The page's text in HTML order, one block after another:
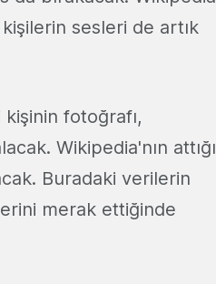
sesleri de artık
fotoğrafı,
Wikipedia'nın attığı
Buradaki verilerin
merak ettiğinde